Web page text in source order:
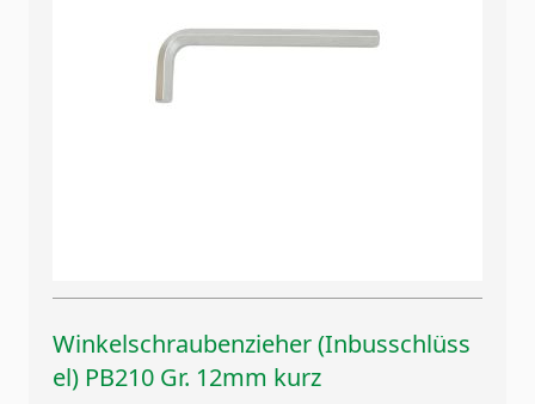
Winkelschraubenzieher (Inbusschlüss
el) PB210 Gr. 12mm kurz